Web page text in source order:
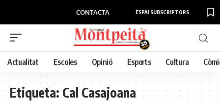
CONTACTA ESPAI SUBSCRIPTORS
Actualitat Escoles Opinió Esports Cultura
Etiqueta:Cal Casajoana